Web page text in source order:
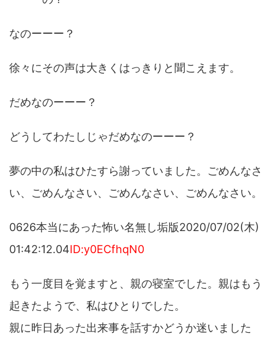
なのーーー？
徐々にその声は大きくはっきりと聞こえます。
だめなのーーー？
どうしてわたしじゃだめなのーーー？
夢の中の私はひたすら謝っていました。ごめんなさ
い、ごめんなさい、ごめんなさい、ごめんなさい。
0626本当にあった怖い名無し垢版2020/07/02(木)
01:42:12.04ID:y0ECfhqN0
もう一度目を覚ますと、親の寝室でした。親はもう
起きたようで、私はひとりでした。
親に昨日あった出来事を話すかどうか迷いました